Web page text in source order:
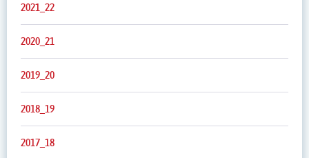
2021_22
2020_21
2019_20
2018_19
2017_18